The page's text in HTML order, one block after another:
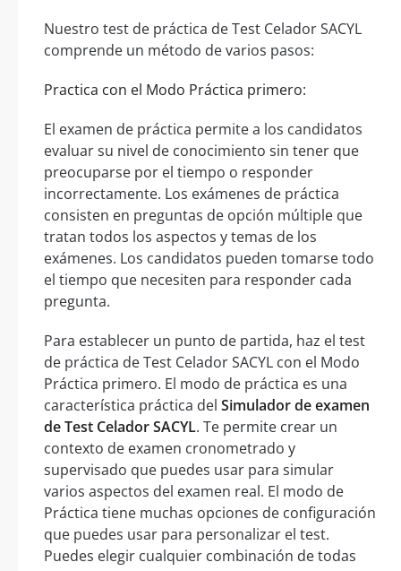
Nuestro test de práctica de Test Celador SACYL
comprende un método de varios pasos:
Practica con el Modo Práctica primero:
El examen de práctica permite a los candidatos
evaluar su nivel de conocimiento sin tener que
preocuparse por el tiempo o responder
incorrectamente. Los exámenes de práctica
consisten en preguntas de opción múltiple que
tratan todos los aspectos y temas de los
exámenes. Los candidatos pueden tomarse todo
el tiempo que necesiten para responder cada
pregunta.
Para establecer un punto de partida, haz el test
de práctica de Test Celador SACYL con el Modo
Práctica primero. El modo de práctica es una
característica práctica del Simulador de examen
de Test Celador SACYL. Te permite crear un
contexto de examen cronometrado y
supervisado que puedes usar para simular
varios aspectos del examen real. El modo de
Práctica tiene muchas opciones de configuración
que puedes usar para personalizar el test.
Puedes elegir cualquier combinación de todas